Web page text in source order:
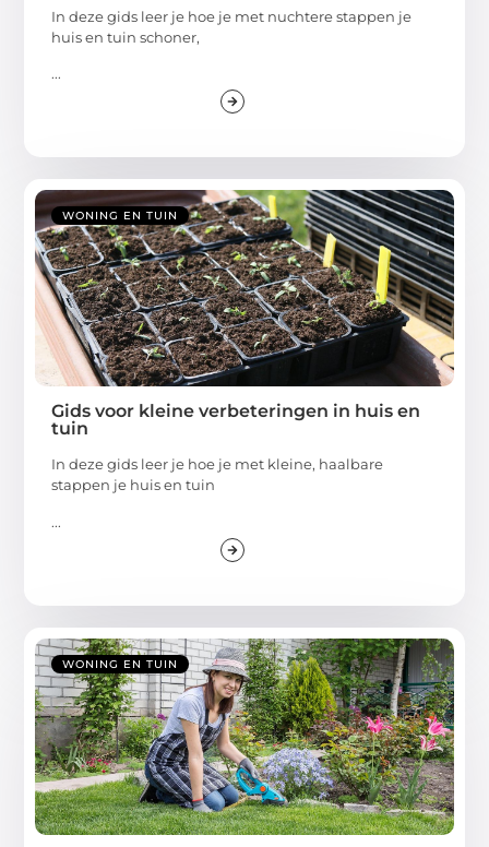
In deze gids leer je hoe je met nuchtere stappen je
huis en tuin schoner,
...
WONING EN TUIN
Gids voor kleine verbeteringen in huis en
tuin
In deze gids leer je hoe je met kleine, haalbare
stappen je huis en tuin
...
WONING EN TUIN